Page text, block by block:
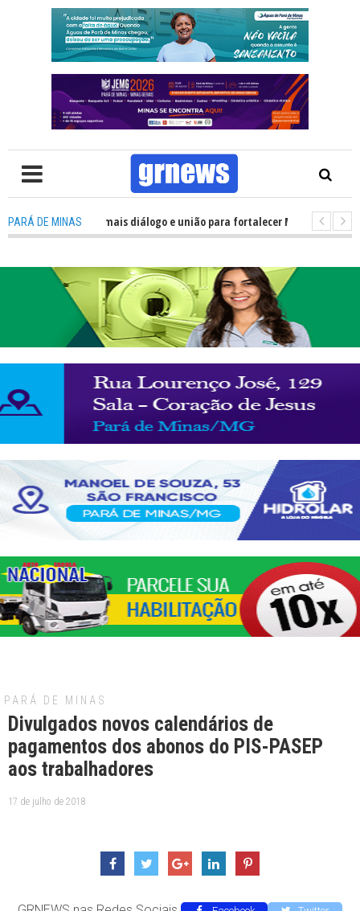
PARÁ DE MINAS
precisa de mais diálogo e união para fortalecer Minas e Pará de
PARÁ DE MINAS
Divulgados novos calendários de
pagamentos dos abonos do PIS-PASEP
aos trabalhadores
17 de julho de 2018